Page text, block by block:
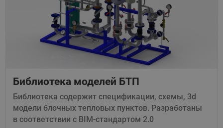
Библиотека моделей БТП
Библиотека содержит спецификации, схемы, 3d
модели блочных тепловых пунктов. Разработаны
в соответствии с BIM-стандартом 2.0